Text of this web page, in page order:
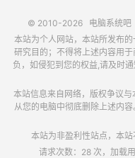
© 2010-2026 电脑系统吧
本站为个人网站，本站所发布
研究目的；不得将上述内容用
负，如侵犯到您的权益,请及时
本站信息来自网络，版权争议与
从您的电脑中彻底删除上述内
本站为非盈利性站点，本站
请求次数：28 次，加载